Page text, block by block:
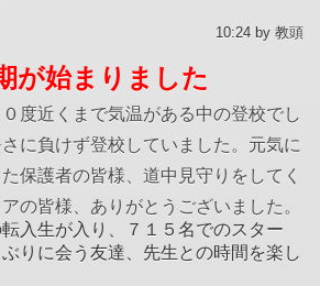
10:24 by 教頭
が始まりました
度近くまで気温がある中の登校でし
に負けず登校していました。元気に
保護者の皆様、道中見守りをしてく
の皆様、ありがとうございました。
入生が入り、７１５名でのスター
りに会う友達、先生との時間を楽し